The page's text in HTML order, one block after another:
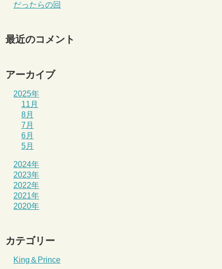
だったらの回
最近のコメント
アーカイブ
2025年
11月
8月
7月
6月
5月
2024年
2023年
2022年
2021年
2020年
カテゴリー
King＆Prince